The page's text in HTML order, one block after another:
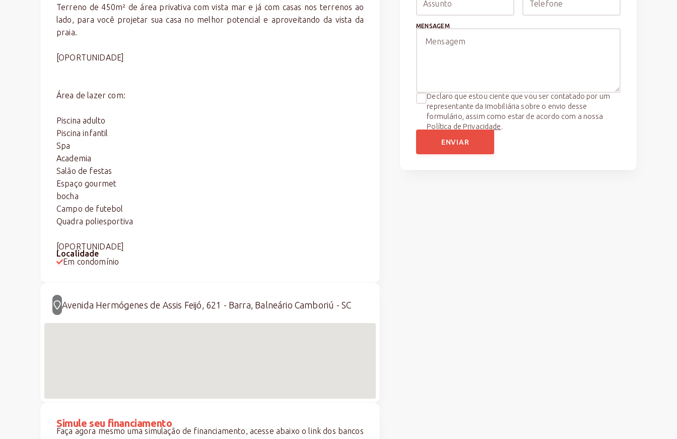
Terreno de 450m² de área privativa com vista mar e já com casas nos terrenos ao
lado, para você projetar sua casa no melhor potencial e aproveitando da vista da
praia.
[OPORTUNIDADE]
Área de lazer com:
Piscina adulto
Piscina infantil
Spa
Academia
Salão de festas
Espaço gourmet
bocha
Campo de futebol
Quadra poliesportiva
[OPORTUNIDADE]
Localidade
Em condomínio
Avenida Hermógenes de Assis Feijó, 621 - Barra, Balneário Camboriú - SC
Simule seu financiamento
Faça agora mesmo uma simulação de financiamento, acesse abaixo o link dos bancos
MENSAGEM
Declaro que estou ciente que vou ser contatado por um
representante da Imobiliária sobre o envio desse
formulário, assim como estar de acordo com a nossa
Política de Privacidade.
ENVIAR